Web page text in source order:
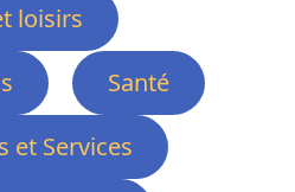
loisirs
Santé
et Services